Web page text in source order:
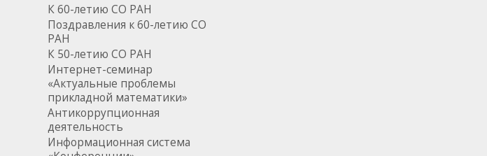
К 60-летию СО РАН
Поздравления к 60-летию СО
РАН
К 50-летию СО РАН
Интернет-семинар
«Актуальные проблемы
прикладной математики»
Антикоррупционная
деятельность
Информационная система